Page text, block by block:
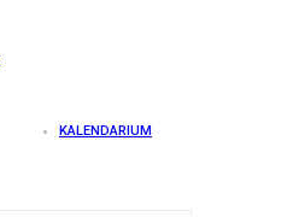
KALENDARIUM